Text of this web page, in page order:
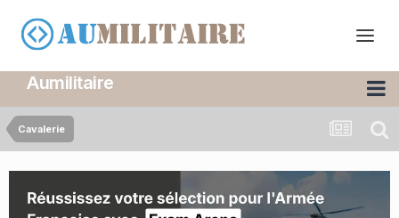
Aumilitaire
Cavalerie